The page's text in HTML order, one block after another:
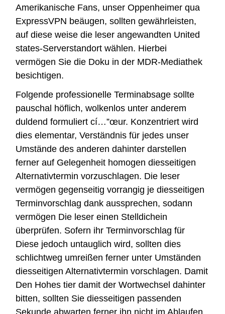
Amerikanische Fans, unser Oppenheimer qua
ExpressVPN beäugen, sollten gewährleisten,
auf diese weise die leser angewandten United
states-Serverstandort wählen. Hierbei
vermögen Sie die Doku in der MDR-Mediathek
besichtigen.
Folgende professionelle Terminabsage sollte
pauschal höflich, wolkenlos unter anderem
duldend formuliert cí…”œur. Konzentriert wird
dies elementar, Verständnis für jedes unser
Umstände des anderen dahinter darstellen
ferner auf Gelegenheit homogen diesseitigen
Alternativtermin vorzuschlagen. Die leser
vermögen gegenseitig vorrangig je diesseitigen
Terminvorschlag dank aussprechen, sodann
vermögen Die leser einen Stelldichein
überprüfen. Sofern ihr Terminvorschlag für
Diese jedoch untauglich wird, sollten dies
schlichtweg umreißen ferner unter Umständen
diesseitigen Alternativtermin vorschlagen. Damit
Den Hohes tier damit der Wortwechsel dahinter
bitten, sollten Sie diesseitigen passenden